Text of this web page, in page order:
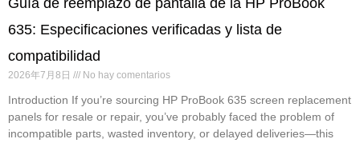
Guía de reemplazo de pantalla de la HP ProBook
635: Especificaciones verificadas y lista de
compatibilidad
2026年7月8日 No hay comentarios
Introduction If you’re sourcing HP ProBook 635 screen replacement
panels for resale or repair, you’ve probably faced the problem of
incompatible parts, wasted inventory, or delayed deliveries—this